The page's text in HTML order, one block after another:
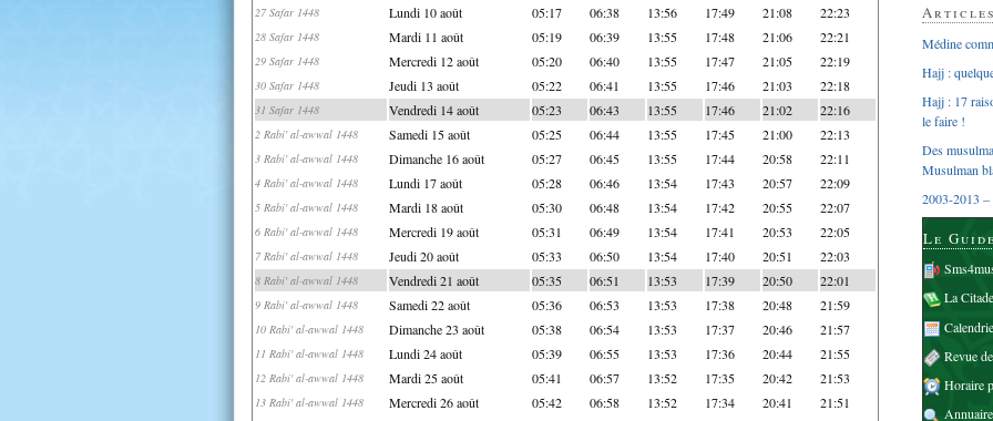
27 Safar 1448 Lundi 10 août 05:17 06:38 13:56 17:49 21:08 22:23
28 Safar 1448 Mardi 11 août 05:19 06:39 13:55 17:48 21:06 22:21
29 Safar 1448 Mercredi 12 août 05:20 06:40 13:55 17:47 21:05 22:19
30 Safar 1448 Jeudi 13 août 05:22 06:41 13:55 17:46 21:03 22:18
31 Safar 1448 Vendredi 14 août 05:23 06:43 13:55 17:46 21:02 22:16
2 Rabi' al-awwal 1448 Samedi 15 août 05:25 06:44 13:55 17:45 21:00 22:13
3 Rabi' al-awwal 1448 Dimanche 16 août 05:27 06:45 13:55 17:44 20:58 22:11
4 Rabi' al-awwal 1448 Lundi 17 août 05:28 06:46 13:54 17:43 20:57 22:09
5 Rabi' al-awwal 1448 Mardi 18 août 05:30 06:48 13:54 17:42 20:55 22:07
6 Rabi' al-awwal 1448 Mercredi 19 août 05:31 06:49 13:54 17:41 20:53 22:05
7 Rabi' al-awwal 1448 Jeudi 20 août 05:33 06:50 13:54 17:40 20:51 22:03
8 Rabi' al-awwal 1448 Vendredi 21 août 05:35 06:51 13:53 17:39 20:50 22:01
9 Rabi' al-awwal 1448 Samedi 22 août 05:36 06:53 13:53 17:38 20:48 21:59
10 Rabi' al-awwal 1448 Dimanche 23 août 05:38 06:54 13:53 17:37 20:46 21:57
11 Rabi' al-awwal 1448 Lundi 24 août 05:39 06:55 13:53 17:36 20:44 21:55
12 Rabi' al-awwal 1448 Mardi 25 août 05:41 06:57 13:52 17:35 20:42 21:53
13 Rabi' al-awwal 1448 Mercredi 26 août 05:42 06:58 13:52 17:34 20:41 21:51
Médine
Hajj :
Hajj : 17
le faire !
Des
Musulman
2003-2013 –
Le
La
Revue
Horaire